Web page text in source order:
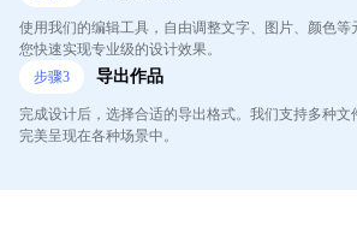
使用我们的编辑工具，自由调整文字、图片、颜色等
您快速实现专业级的设计效果。
步骤3 导出作品
完成设计后，选择合适的导出格式。我们支持多种
完美呈现在各种场景中。